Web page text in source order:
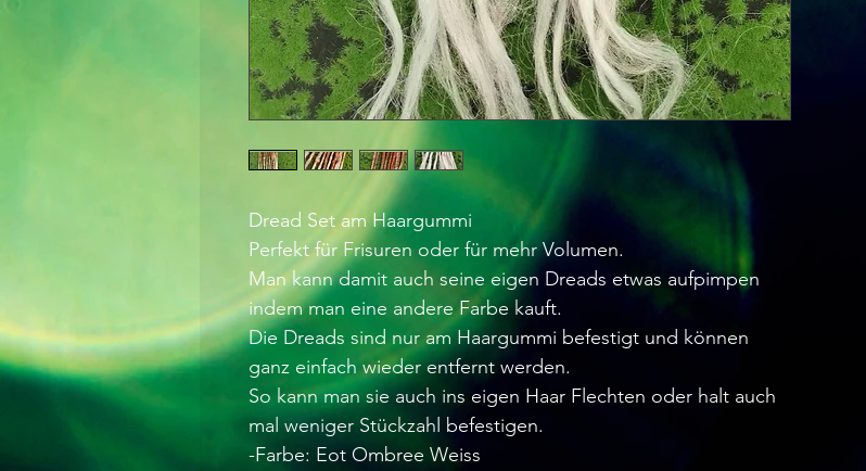
Dread Set am Haargummi
Perfekt für Frisuren oder für mehr Volumen.
Man kann damit auch seine eigen Dreads etwas aufpimpen
indem man eine andere Farbe kauft.
Die Dreads sind nur am Haargummi befestigt und können
ganz einfach wieder entfernt werden.
So kann man sie auch ins eigen Haar Flechten oder halt auch
mal weniger Stückzahl befestigen.
-Farbe: Eot Ombree Weiss